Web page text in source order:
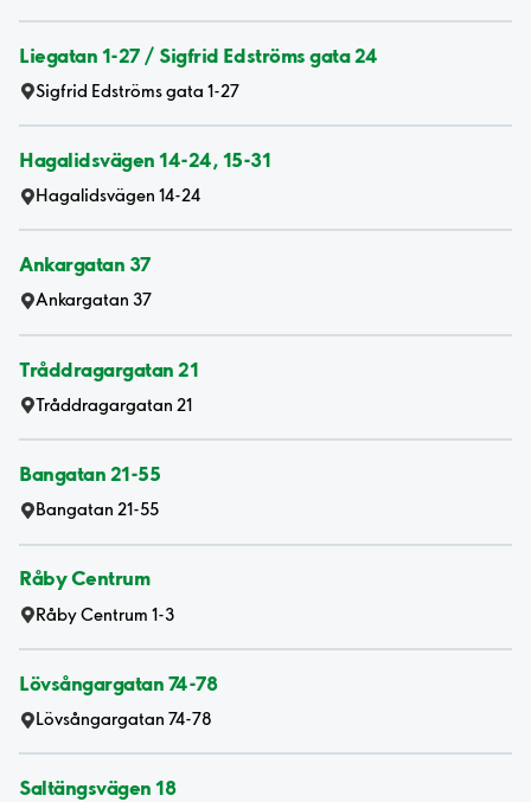
Liegatan 1-27 / Sigfrid Edströms gata 24
Sigfrid Edströms gata 1-27
Hagalidsvägen 14-24, 15-31
Hagalidsvägen 14-24
Ankargatan 37
Ankargatan 37
Tråddragargatan 21
Tråddragargatan 21
Bangatan 21-55
Bangatan 21-55
Råby Centrum
Råby Centrum 1-3
Lövsångargatan 74-78
Lövsångargatan 74-78
Saltängsvägen 18